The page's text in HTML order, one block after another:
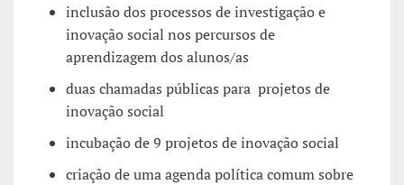
inclusão dos processos de investigação e
inovação social nos percursos de
aprendizagem dos alunos/as
duas chamadas públicas para projetos de
inovação social
incubação de 9 projetos de inovação social
criação de uma agenda política comum sobre